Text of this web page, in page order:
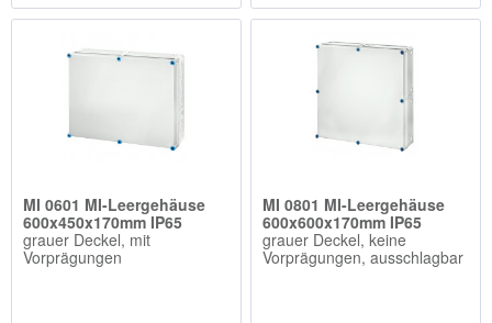
MI 0601 MI-Leergehäuse
600x450x170mm IP65
grauer Deckel, mit
Vorprägungen
MI 0801 MI-Leergehäuse
600x600x170mm IP65
grauer Deckel, keine
Vorprägungen, ausschlagbar